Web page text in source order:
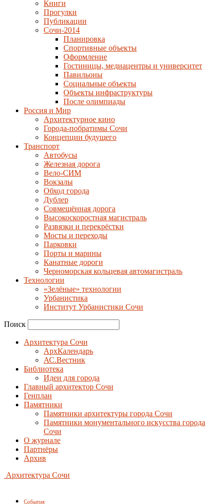
Книги
Прогулки
Публикации
Сочи-2014
Планировка
Спортивные объекты
Оформление
Гостиницы, медиацентры и университет
Павильоны
Социальные объекты
Объекты инфраструктуры
После олимпиады
Россия и Мир
Архитектурное кино
Города-побратимы Сочи
Концепции будущего
Транспорт
Автобусы
Железная дорога
Вело-СИМ
Вокзалы
Обход города
Дублер
Совмещённая дорога
Высокоскоростная магистраль
Развязки и перекрёстки
Мосты и переходы
Парковки
Порты и марины
Канатные дороги
Черноморская кольцевая автомагистраль
Технологии
«Зелёные» технологии
Урбанистика
Институт Урбанистики Сочи
Поиск
Архитектура Сочи
АрхКалендарь
АС.Вестник
Библиотека
Идеи для города
Главный архитектор Сочи
Генплан
Памятники
Памятники архитектуры города Сочи
Памятники монументального искусства города
Сочи
О журнале
Партнёры
Архив
Архитектура Сочи
События